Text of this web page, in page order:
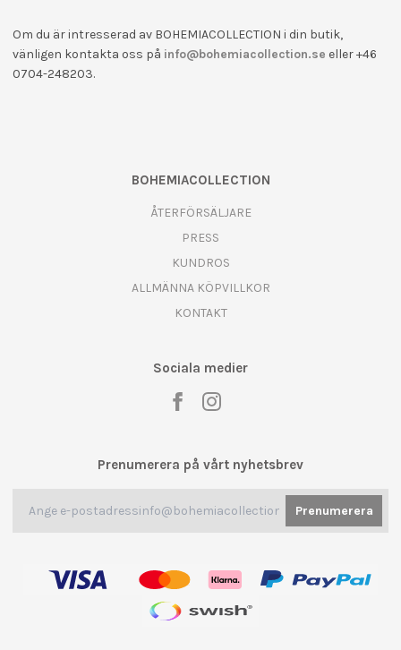
Om du är intresserad av BOHEMIACOLLECTION i din butik,
vänligen kontakta oss på info@bohemiacollection.se eller +46
0704-248203.
BOHEMIACOLLECTION
ÅTERFÖRSÄLJARE
PRESS
KUNDROS
ALLMÄNNA KÖPVILLKOR
KONTAKT
Sociala medier
Prenumerera på vårt nyhetsbrev
Prenumerera